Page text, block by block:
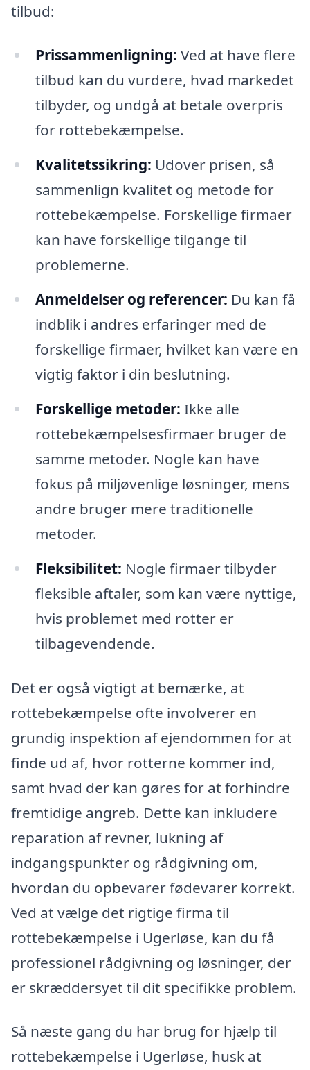
tilbud:
Prissammenligning: Ved at have flere
tilbud kan du vurdere, hvad markedet
tilbyder, og undgå at betale overpris
for rottebekæmpelse.
Kvalitetssikring: Udover prisen, så
sammenlign kvalitet og metode for
rottebekæmpelse. Forskellige firmaer
kan have forskellige tilgange til
problemerne.
Anmeldelser og referencer: Du kan få
indblik i andres erfaringer med de
forskellige firmaer, hvilket kan være en
vigtig faktor i din beslutning.
Forskellige metoder: Ikke alle
rottebekæmpelsesfirmaer bruger de
samme metoder. Nogle kan have
fokus på miljøvenlige løsninger, mens
andre bruger mere traditionelle
metoder.
Fleksibilitet: Nogle firmaer tilbyder
fleksible aftaler, som kan være nyttige,
hvis problemet med rotter er
tilbagevendende.
Det er også vigtigt at bemærke, at
rottebekæmpelse ofte involverer en
grundig inspektion af ejendommen for at
finde ud af, hvor rotterne kommer ind,
samt hvad der kan gøres for at forhindre
fremtidige angreb. Dette kan inkludere
reparation af revner, lukning af
indgangspunkter og rådgivning om,
hvordan du opbevarer fødevarer korrekt.
Ved at vælge det rigtige firma til
rottebekæmpelse i Ugerløse, kan du få
professionel rådgivning og løsninger, der
er skræddersyet til dit specifikke problem.
Så næste gang du har brug for hjælp til
rottebekæmpelse i Ugerløse, husk at